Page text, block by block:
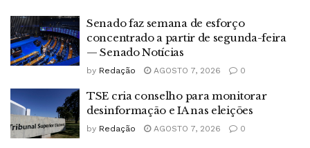
Senado faz semana de esforço
concentrado a partir de segunda-feira
— Senado Notícias
by Redação AGOSTO 7, 2026 0
TSE cria conselho para monitorar
desinformação e IA nas eleições
by Redação AGOSTO 7, 2026 0